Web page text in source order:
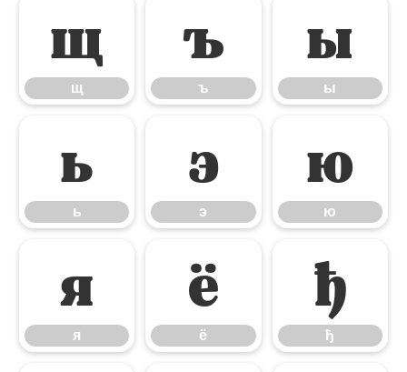
щ
щ
ъ
ъ
ы
ы
ь
ь
э
э
ю
ю
я
я
ё
ё
ђ
ђ